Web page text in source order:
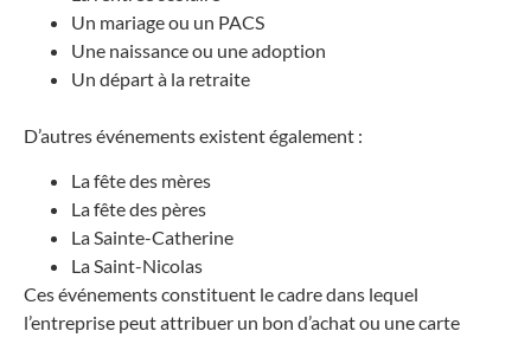
Un mariage ou un PACS
Une naissance ou une adoption
Un départ à la retraite
D’autres événements existent également :
La fête des mères
La fête des pères
La Sainte-Catherine
La Saint-Nicolas
Ces événements constituent le cadre dans lequel
l’entreprise peut attribuer un bon d’achat ou une carte